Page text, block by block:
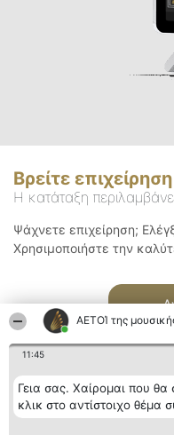
ΑΕΤΟΊ της
11:45
Γεια σας. Χαίρομαι που
κλικ στο αντίστοιχο θέμα
Βρείτε επιχείρηση
Η κατάταξη
Ψάχνετε επιχείρηση;
Χρησιμοποιήστε την